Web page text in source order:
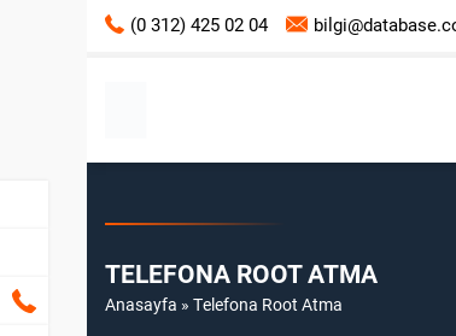
(0 312) 425 02 04
TELEFONA ROOT ATMA
Anasayfa » Telefona Root Atma